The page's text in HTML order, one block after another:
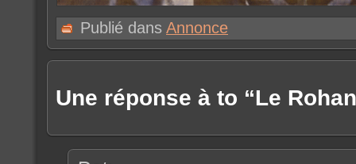
Publié dans Annonce
Une réponse à to “Le